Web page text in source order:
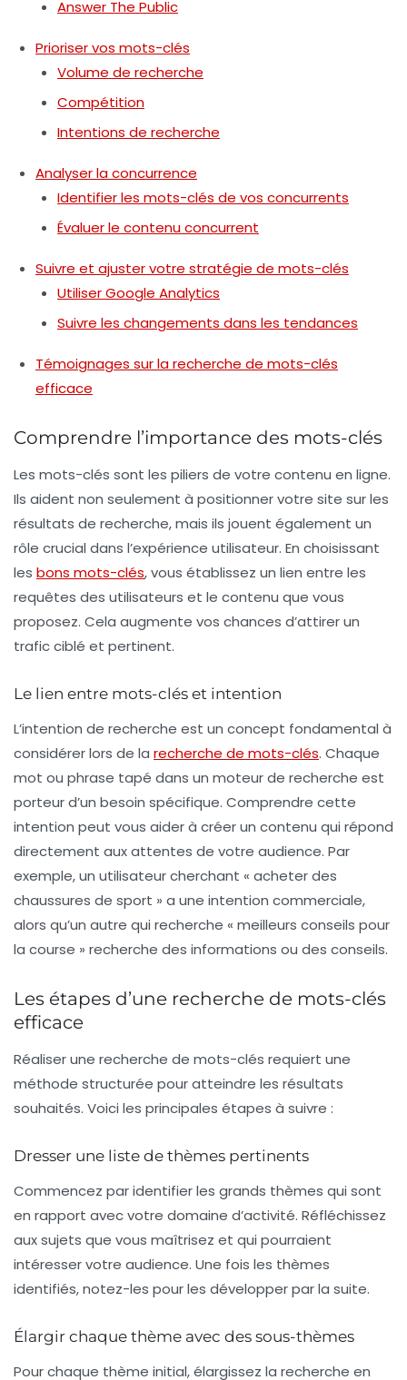
Answer The Public
Prioriser vos mots-clés
Volume de recherche
Compétition
Intentions de recherche
Analyser la concurrence
Identifier les mots-clés de vos concurrents
Évaluer le contenu concurrent
Suivre et ajuster votre stratégie de mots-clés
Utiliser Google Analytics
Suivre les changements dans les tendances
Témoignages sur la recherche de mots-clés
efficace
Comprendre l’importance des mots-clés
Les mots-clés sont les piliers de votre contenu en ligne.
Ils aident non seulement à positionner votre site sur les
résultats de recherche, mais ils jouent également un
rôle crucial dans l’expérience utilisateur. En choisissant
les bons mots-clés, vous établissez un lien entre les
requêtes des utilisateurs et le contenu que vous
proposez. Cela augmente vos chances d’attirer un
trafic ciblé et pertinent.
Le lien entre mots-clés et intention
L’intention de recherche est un concept fondamental à
considérer lors de la recherche de mots-clés. Chaque
mot ou phrase tapé dans un moteur de recherche est
porteur d’un besoin spécifique. Comprendre cette
intention peut vous aider à créer un contenu qui répond
directement aux attentes de votre audience. Par
exemple, un utilisateur cherchant « acheter des
chaussures de sport » a une intention commerciale,
alors qu’un autre qui recherche « meilleurs conseils pour
la course » recherche des informations ou des conseils.
Les étapes d’une recherche de mots-clés
efficace
Réaliser une recherche de mots-clés requiert une
méthode structurée pour atteindre les résultats
souhaités. Voici les principales étapes à suivre :
Dresser une liste de thèmes pertinents
Commencez par identifier les grands thèmes qui sont
en rapport avec votre domaine d’activité. Réfléchissez
aux sujets que vous maîtrisez et qui pourraient
intéresser votre audience. Une fois les thèmes
identifiés, notez-les pour les développer par la suite.
Élargir chaque thème avec des sous-thèmes
Pour chaque thème initial, élargissez la recherche en